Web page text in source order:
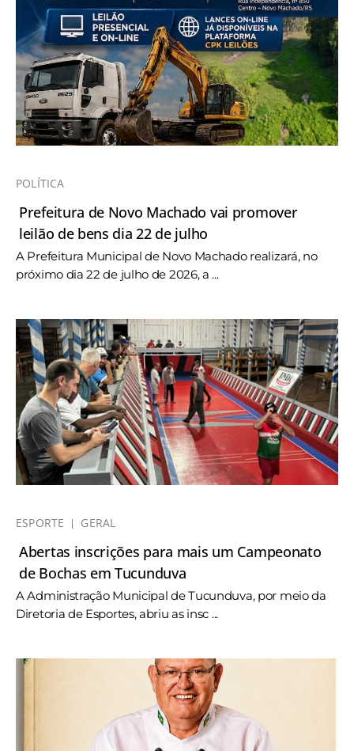
POLÍTICA
Prefeitura de Novo Machado vai promover
leilão de bens dia 22 de julho
A Prefeitura Municipal de Novo Machado realizará, no
próximo dia 22 de julho de 2026, a ...
ESPORTE GERAL
Abertas inscrições para mais um Campeonato
de Bochas em Tucunduva
A Administração Municipal de Tucunduva, por meio da
Diretoria de Esportes, abriu as insc ...